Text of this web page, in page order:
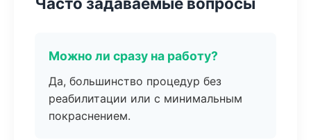
Можно ли сразу на работу?
Да, большинство процедур без
реабилитации или с минимальным
покраснением.